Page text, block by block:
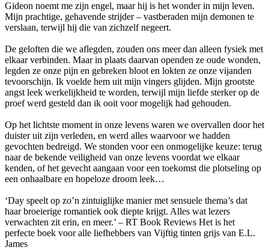
Gideon noemt me zijn engel, maar hij is het wonder in mijn leven.
Mijn prachtige, gehavende strijder – vastberaden mijn demonen te
verslaan, terwijl hij die van zichzelf negeert.
De geloften die we aflegden, zouden ons meer dan alleen fysiek met
elkaar verbinden. Maar in plaats daarvan openden ze oude wonden,
legden ze onze pijn en gebreken bloot en lokten ze onze vijanden
tevoorschijn. Ik voelde hem uit mijn vingers glijden. Mijn grootste
angst leek werkelijkheid te worden, terwijl mijn liefde sterker op de
proef werd gesteld dan ik ooit voor mogelijk had gehouden.
Op het lichtste moment in onze levens waren we overvallen door het
duister uit zijn verleden, en werd alles waarvoor we hadden
gevochten bedreigd. We stonden voor een onmogelijke keuze: terug
naar de bekende veiligheid van onze levens voordat we elkaar
kenden, of het gevecht aangaan voor een toekomst die plotseling op
een onhaalbare en hopeloze droom leek…
‘Day speelt op zo’n zintuiglijke manier met sensuele thema’s dat
haar broeierige romantiek ook diepte krijgt. Alles wat lezers
verwachten zit erin, en meer.’ – RT Book Reviews Het is het
perfecte boek voor alle liefhebbers van Vijftig tinten grijs van E.L.
James